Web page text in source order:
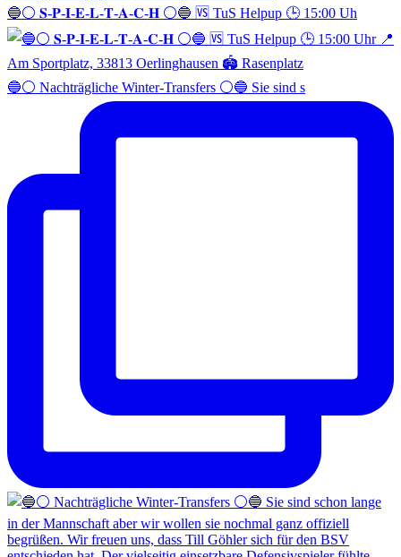
🔵⚪️ 𝐒-𝐏-𝐈-𝐄-𝐋-𝐓-𝐀-𝐂-𝐇 ⚪️🔵 🆚 TuS Helpup 🕒 15:00 Uh
🔵⚪️ Nachträgliche Winter-Transfers ⚪️🔵 Sie sind s